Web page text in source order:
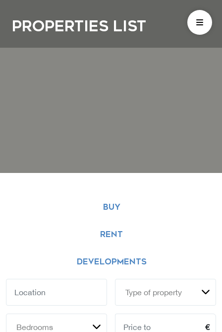
Properties List
BUY
RENT
DEVELOPMENTS
Type of property
Bedrooms €